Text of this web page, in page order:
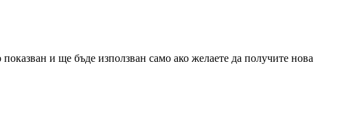
и ще бъде използван само ако желаете да получите нова